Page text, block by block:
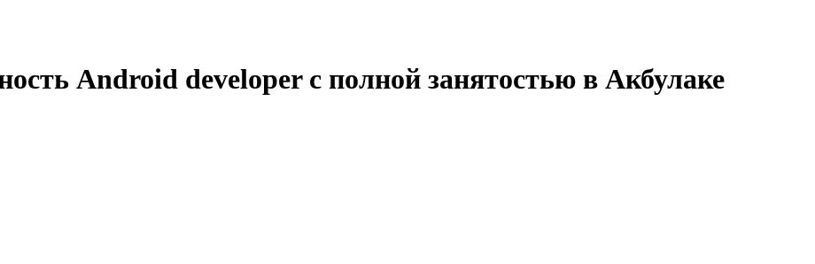
Android developer с полной занятостью в Акбулаке